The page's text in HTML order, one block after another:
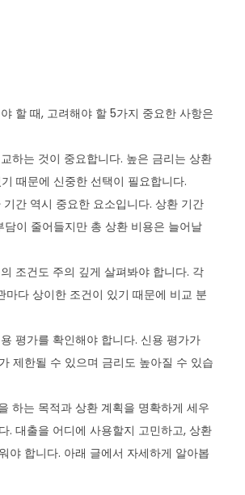
할 때, 고려해야 할 5가지 중요한 사항은
하는 것이 중요합니다. 높은 금리는 상환
때문에 신중한 선택이 필요합니다.
기간 역시 중요한 요소입니다. 상환 기간
담이 줄어들지만 총 상환 비용은 늘어날
조건도 주의 깊게 살펴봐야 합니다. 각
마다 상이한 조건이 있기 때문에 비교 분
평가를 확인해야 합니다. 신용 평가가
제한될 수 있으며 금리도 높아질 수 있습
하는 목적과 상환 계획을 명확하게 세우
. 대출을 어디에 사용할지 고민하고, 상환
야 합니다. 아래 글에서 자세하게 알아봅